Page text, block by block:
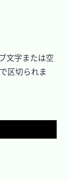
文字または空
区切られま